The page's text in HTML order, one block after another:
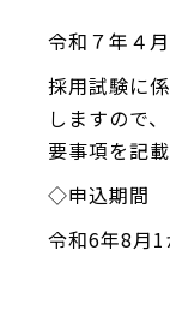
令和７年４
採用試験に
しますので
要事項を記
◇申込期間
令和6年8月